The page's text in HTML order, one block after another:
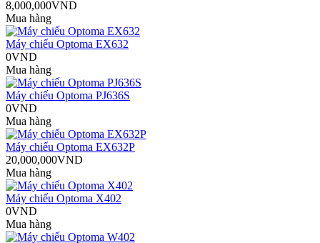
8,000,000VND
Mua hàng
Máy chiếu Optoma EX632
0VND
Mua hàng
Máy chiếu Optoma PJ636S
0VND
Mua hàng
Máy chiếu Optoma EX632P
20,000,000VND
Mua hàng
Máy chiếu Optoma X402
0VND
Mua hàng